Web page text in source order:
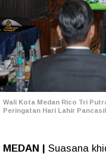
Wali Kota Medan Rico Tri
Peringatan Hari Lahir
MEDAN | Suasana